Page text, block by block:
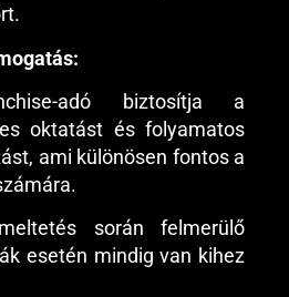
adó biztosítja a
oktatást és folyamatos
ami különösen fontos a
során felmerülő
esetén mindig van kihez